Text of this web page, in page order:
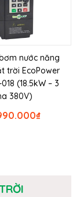
nước năng
trời EcoPower
018 (18.5kW – 3
380V)
₫